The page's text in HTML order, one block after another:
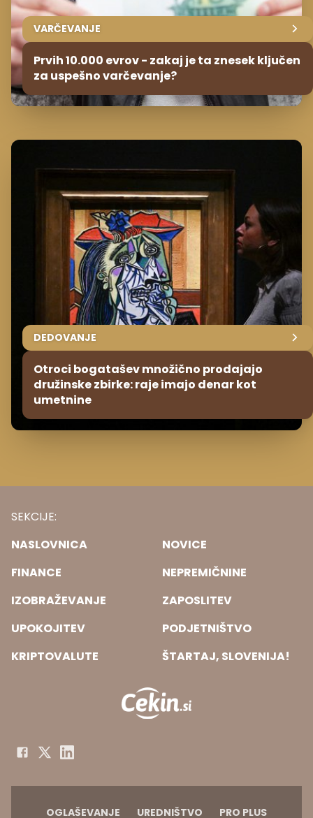
VARČEVANJE
Prvih 10.000 evrov - zakaj je ta znesek ključen
za uspešno varčevanje?
DEDOVANJE
Otroci bogatašev množično prodajajo
družinske zbirke: raje imajo denar kot
umetnine
SEKCIJE:
NASLOVNICA
NOVICE
FINANCE
NEPREMIČNINE
IZOBRAŽEVANJE
ZAPOSLITEV
UPOKOJITEV
PODJETNIŠTVO
KRIPTOVALUTE
ŠTARTAJ, SLOVENIJA!
OGLAŠEVANJE UREDNIŠTVO PRO PLUS